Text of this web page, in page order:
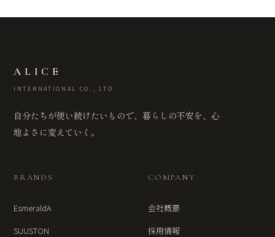
ALICE
INTERNATIONAL CO., LTD
自分たちが使い続けたいもので、暮らしの不安を、心
地よさに変えていく。
BRANDS
EsmeraldA
SUUSTON
COMPANY
会社概要
採用情報